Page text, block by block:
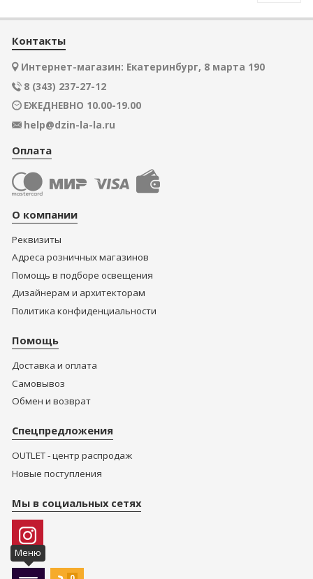
Контакты
Интернет-магазин: Екатеринбург, 8 марта 190
8 (343) 237-27-12
ЕЖЕДНЕВНО 10.00-19.00
help@dzin-la-la.ru
Оплата
О компании
Реквизиты
Адреса розничных магазинов
Помощь в подборе освещения
Дизайнерам и архитекторам
Политика конфиденциальности
Помощь
Доставка и оплата
Самовывоз
Обмен и возврат
Спецпредложения
OUTLET - центр распродаж
Новые поступления
Мы в социальных сетях
Меню